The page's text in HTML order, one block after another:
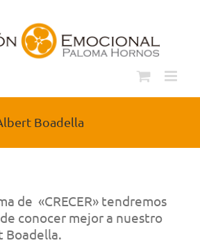
Boadella
de «CRECER» tendremos
conocer mejor a nuestro
Boadella.